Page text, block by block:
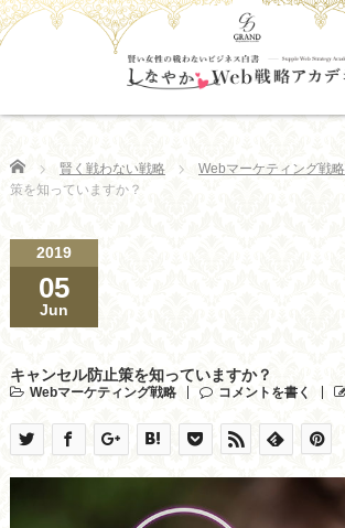
Home 賢く戦わない戦略 Webマーケティング戦略
策を知っていますか？
2019
05
Jun
キャンセル防止策を知っていますか？
Webマーケティング戦略 コメントを書く